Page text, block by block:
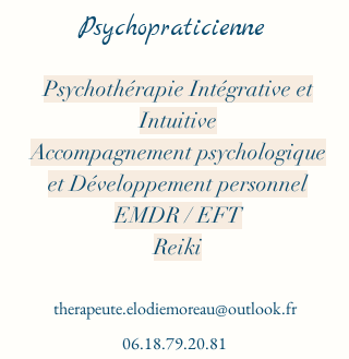
Psychopraticienne
Psychothérapie Intégrative et
Intuitive
Accompagnement psychologique
et Développement personnel
EMDR / EFT
Reiki
therapeute.elodiemoreau@outlook.fr
06.18.79.20.81